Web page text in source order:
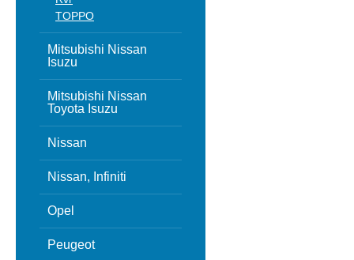
TOPPO
Mitsubishi Nissan
Isuzu
Mitsubishi Nissan
Toyota Isuzu
Nissan
Nissan, Infiniti
Opel
Peugeot